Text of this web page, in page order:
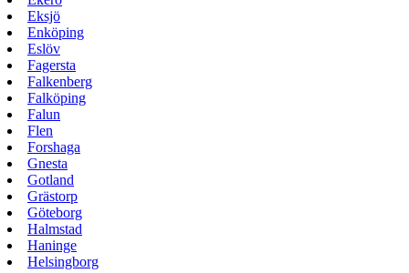
Eksjö
Enköping
Eslöv
Fagersta
Falkenberg
Falköping
Falun
Flen
Forshaga
Gnesta
Gotland
Grästorp
Göteborg
Halmstad
Haninge
Helsingborg